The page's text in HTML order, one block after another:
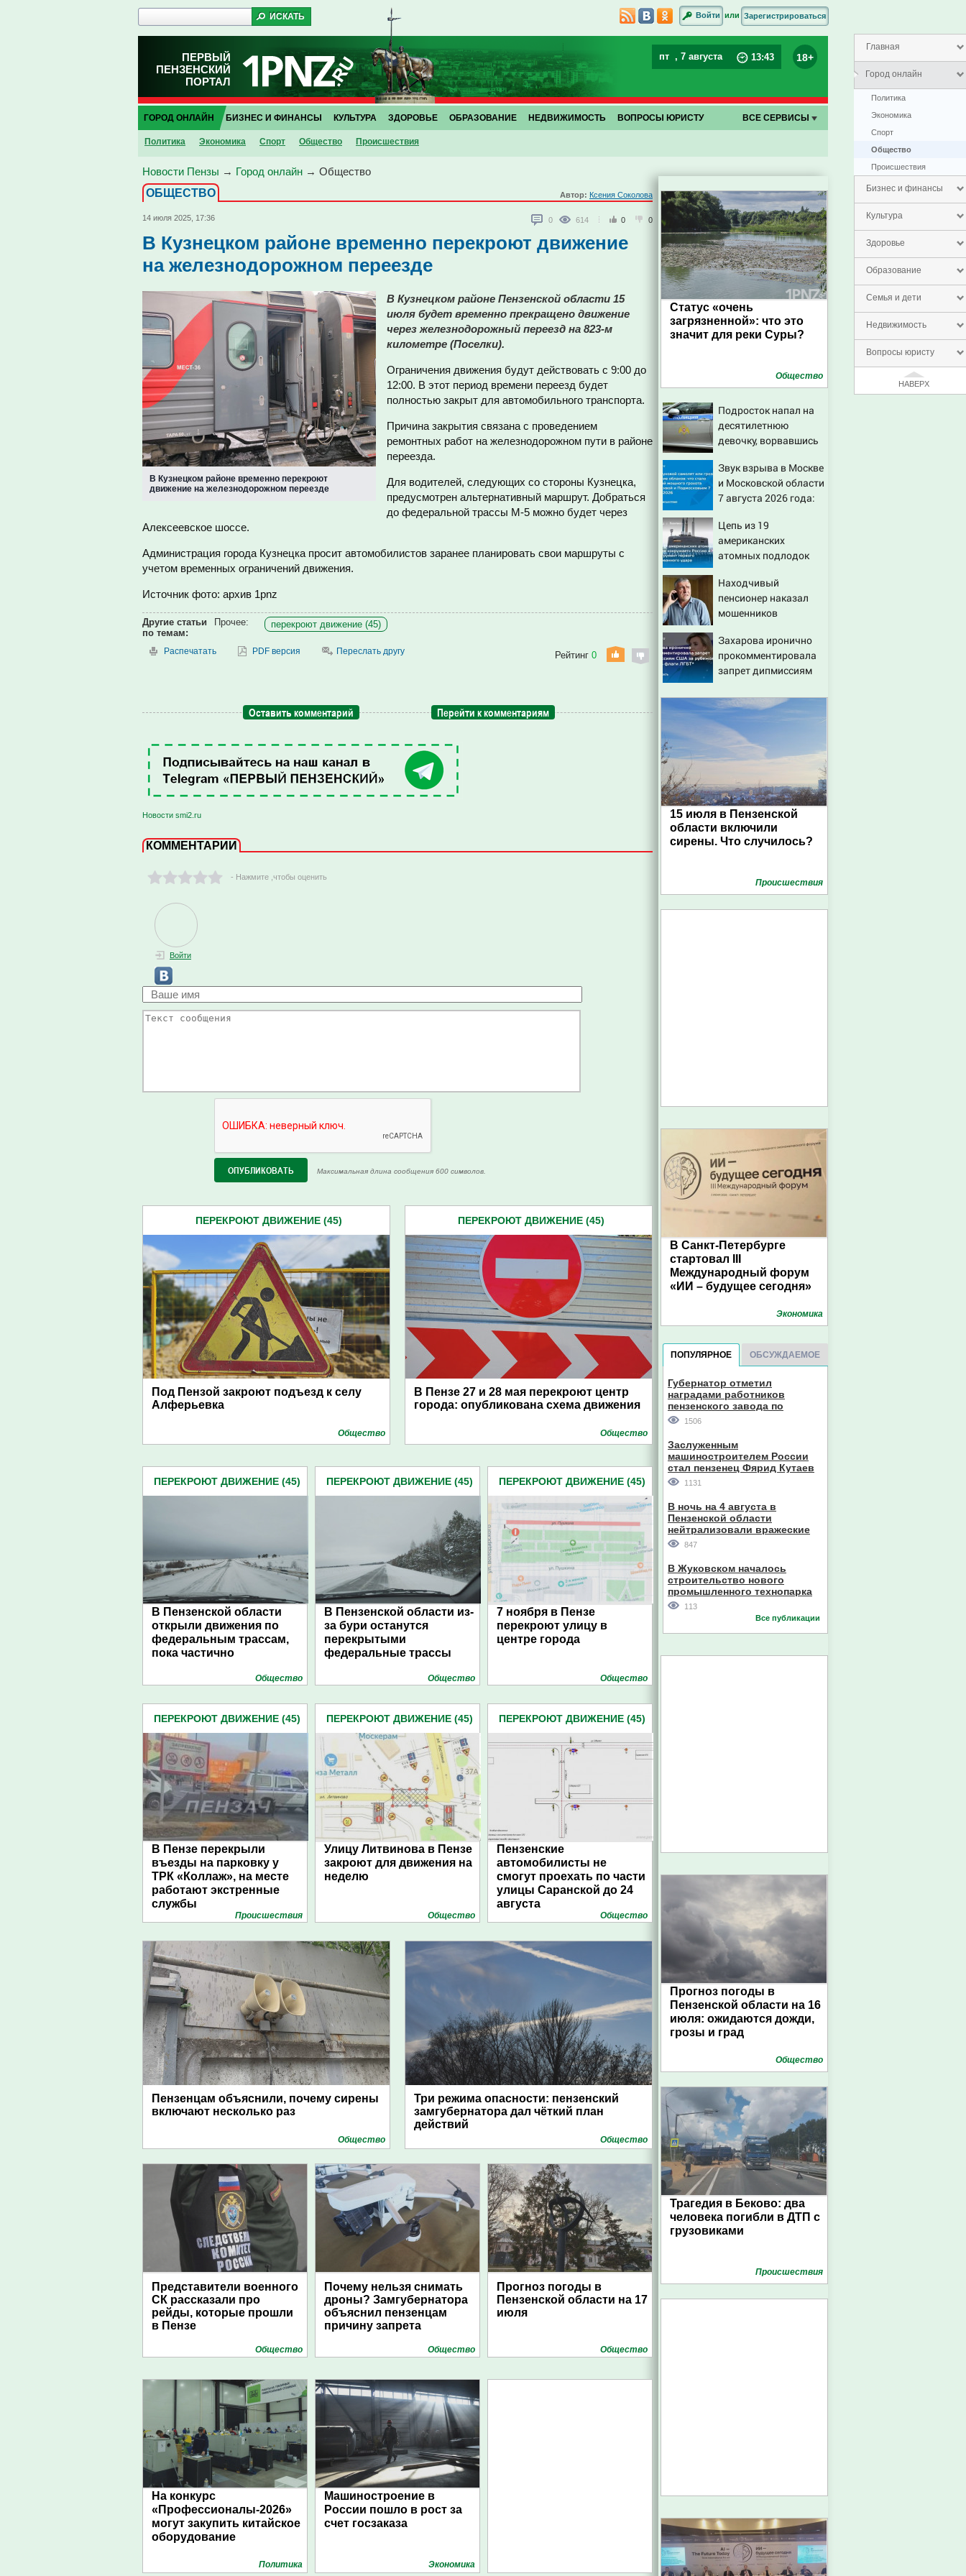
Главная
Город онлайн
Политика
Экономика
Спорт
Общество
Проиcшествия
Бизнес и финансы
Культура
Здоровье
Образование
Семья и дети
Недвижимость
Вопросы юристу
НАВЕРХ
Войти или Зарегистрироваться
ПЕРВЫЙ
ПЕНЗЕНСКИЙ
ПОРТАЛ
пт , 7 августа 13:43 18+
ГОРОД ОНЛАЙН
Политика Экономика Спорт Общество Проиcшествия
БИЗНЕС И ФИНАНСЫ КУЛЬТУРА ЗДОРОВЬЕ ОБРАЗОВАНИЕ НЕДВИЖИМОСТЬ ВОПРОСЫ ЮРИСТУ ВСЕ СЕРВИСЫ
Новости Пензы → Город онлайн → Общество
ОБЩЕСТВО
Автор: Ксения Соколова
14 июля 2025, 17:36 0 614 0 0
В Кузнецком районе временно перекроют движение
на железнодорожном переезде
В Кузнецком районе временно перекроют
движение на железнодорожном переезде
В Кузнецком районе Пензенской области 15
июля будет временно прекращено движение
через железнодорожный переезд на 823-м
километре (Поселки).
Ограничения движения будут действовать с 9:00 до
12:00. В этот период времени переезд будет
полностью закрыт для автомобильного транспорта.
Причина закрытия связана с проведением
ремонтных работ на железнодорожном пути в районе
переезда.
Для водителей, следующих со стороны Кузнецка,
предусмотрен альтернативный маршрут. Добраться
до федеральной трассы М-5 можно будет через
Алексеевское шоссе.
Администрация города Кузнецка просит автомобилистов заранее планировать свои маршруты с
учетом временных ограничений движения.
Источник фото: архив 1pnz
Другие статьи
по темам:
Прочее: перекроют движение (45)
Распечатать PDF версия Переслать другу Рейтинг 0
Оставить комментарий Перейти к комментариям
Новости smi2.ru
КОММЕНТАРИИ
- Нажмите ,чтобы оценить
Войти
Максимальная длина сообщения 600 символов.
ПЕРЕКРОЮТ ДВИЖЕНИЕ (45)
Под Пензой закроют подъезд к селу
Алферьевка
Общество
ПЕРЕКРОЮТ ДВИЖЕНИЕ (45)
В Пензе 27 и 28 мая перекроют центр
города: опубликована схема движения
Общество
ПЕРЕКРОЮТ ДВИЖЕНИЕ (45)
В Пензенской области
открыли движения по
федеральным трассам,
пока частично
Общество
ПЕРЕКРОЮТ ДВИЖЕНИЕ (45)
В Пензенской области из-
за бури останутся
перекрытыми
федеральные трассы
Общество
ПЕРЕКРОЮТ ДВИЖЕНИЕ (45)
7 ноября в Пензе
перекроют улицу в
центре города
Общество
ПЕРЕКРОЮТ ДВИЖЕНИЕ (45)
В Пензе перекрыли
въезды на парковку у
ТРК «Коллаж», на месте
работают экстренные
службы
Проиcшествия
ПЕРЕКРОЮТ ДВИЖЕНИЕ (45)
Улицу Литвинова в Пензе
закроют для движения на
неделю
Общество
ПЕРЕКРОЮТ ДВИЖЕНИЕ (45)
Пензенские
автомобилисты не
смогут проехать по части
улицы Саранской до 24
августа
Общество
Пензенцам объяснили, почему сирены
включают несколько раз
Общество
Три режима опасности: пензенский
замгубернатора дал чёткий план
действий
Общество
Представители военного
СК рассказали про
рейды, которые прошли
в Пензе
Общество
Почему нельзя снимать
дроны? Замгубернатора
объяснил пензенцам
причину запрета
Общество
Прогноз погоды в
Пензенской области на 17
июля
Общество
На конкурс
«Профессионалы-2026»
могут закупить китайское
оборудование
Политика
Машиностроение в
России пошло в рост за
счет госзаказа
Экономика
Статус «очень
загрязненной»: что это
значит для реки Суры?
Общество
Подросток напал на
десятилетнюю
девочку, ворвавшись
Звук взрыва в Москве
и Московской области
7 августа 2026 года:
откуда был громкий
хлопок
Цепь из 19
американских
атомных подлодок
Китай: это инструмент
первого
массированного
Находчивый
пенсионер наказал
мошенников
способом
Захарова иронично
прокомментировала
запрет дипмиссиям
вешать флаги ЛГБТ*
15 июля в Пензенской
области включили
сирены. Что случилось?
Проиcшествия
В Санкт-Петербурге
стартовал III
Международный форум
«ИИ – будущее сегодня»
Экономика
ПОПУЛЯРНОЕ ОБСУЖДАЕМОЕ
Губернатор отметил
наградами работников
пензенского завода по
производству станков
1506
Заслуженным
машиностроителем России
стал пензенец Фярид Кутаев
1131
В ночь на 4 августа в
Пензенской области
нейтрализовали вражеские
дроны
847
В Жуковском началось
строительство нового
промышленного технопарка
113
Все публикации
Прогноз погоды в
Пензенской области на 16
июля: ожидаются дожди,
грозы и град
Общество
Трагедия в Беково: два
человека погибли в ДТП с
грузовиками
Проиcшествия